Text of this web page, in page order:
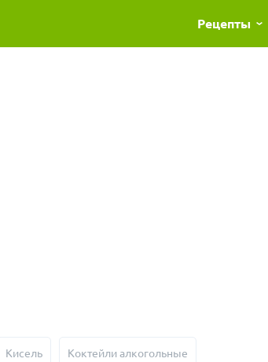
Рецепты
Кисель Коктейли алкогольные